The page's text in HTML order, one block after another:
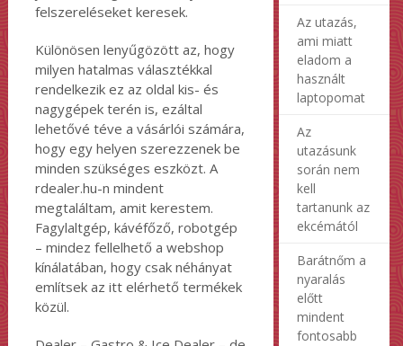
felszereléseket keresek.
Különösen lenyűgözött az, hogy
milyen hatalmas választékkal
rendelkezik ez az oldal kis- és
nagygépek terén is, ezáltal
lehetővé téve a vásárlói számára,
hogy egy helyen szerezzenek be
minden szükséges eszközt. A
rdealer.hu-n mindent
megtaláltam, amit kerestem.
Fagylaltgép, kávéfőző, robotgép
– mindez fellelhető a webshop
kínálatában, hogy csak néhányat
említsek az itt elérhető termékek
közül.
Az utazás,
ami miatt
eladom a
használt
laptopomat
Az
utazásunk
során nem
kell
tartanunk az
ekcémától
Barátnőm a
nyaralás
előtt
mindent
fontosabb